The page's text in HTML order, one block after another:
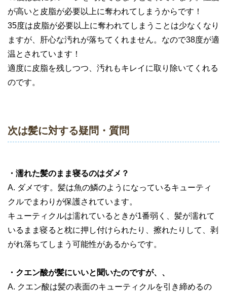
が高いと皮脂が必要以上に奪われてしまうからです！
35度は皮脂が必要以上に奪われてしまうことは少なくなり
ますが、肝心な汚れが落ちてくれません。なので38度が適
温とされています！
適度に皮脂を残しつつ、汚れもキレイに取り除いてくれる
のです。
次は髪に対する疑問・質問
・濡れた髪のまま寝るのはダメ？
A. ダメです。髪は魚の鱗のようになっているキューティ
クルでまわりが保護されています。
キューティクルは濡れているときが1番弱く、髪が濡れて
いるまま寝ると枕に押し付けられたり、擦れたりして、剥
がれ落ちてしまう可能性があるからです。
・クエン酸が髪にいいと聞いたのですが、、
A. クエン酸は髪の表面のキューティクルを引き締めるの